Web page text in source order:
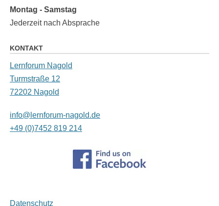
Montag - Samstag
Jederzeit nach Absprache
KONTAKT
Lernforum Nagold
Turmstraße 12
72202 Nagold
info@lernforum-nagold.de
+49 (0)7452 819 214
Datenschutz